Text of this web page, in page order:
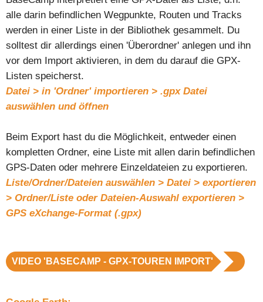
alle darin befindlichen Wegpunkte, Routen und Tracks
werden in einer Liste in der Bibliothek gesammelt. Du
solltest dir allerdings einen 'Überordner' anlegen und ihn
vor dem Import aktivieren, in dem du darauf die GPX-
Listen speicherst.
Datei > in 'Ordner' importieren > .gpx Datei
auswählen und öffnen
Beim Export hast du die Möglichkeit, entweder einen
kompletten Ordner, eine Liste mit allen darin befindlichen
GPS-Daten oder mehrere Einzeldateien zu exportieren.
Liste/Ordner/Dateien auswählen > Datei > exportieren
> Ordner/Liste oder Dateien-Auswahl exportieren >
GPS eXchange-Format (.gpx)
VIDEO 'BASECAMP - GPX-TOUREN IMPORT'